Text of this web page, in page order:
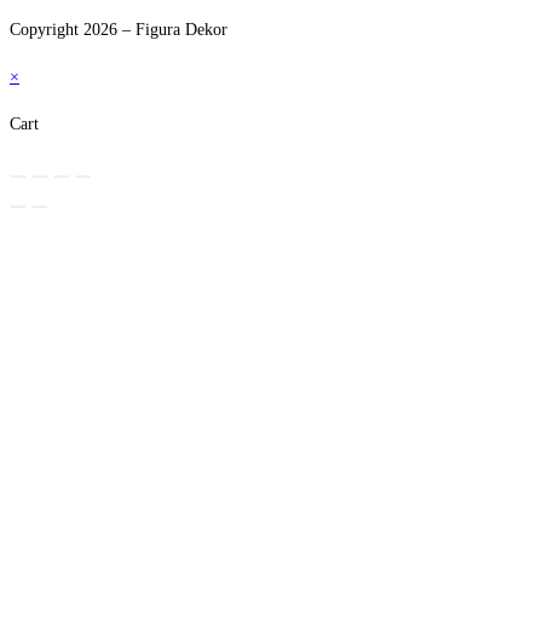
Copyright 2026 – Figura Dekor
×
Cart